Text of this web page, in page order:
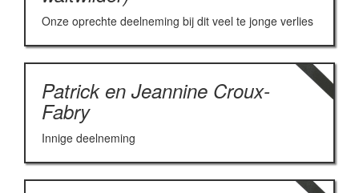
Onze oprechte deelneming bij dit veel te jonge verlies
Patrick en Jeannine Croux-
Fabry
Innige deelneming